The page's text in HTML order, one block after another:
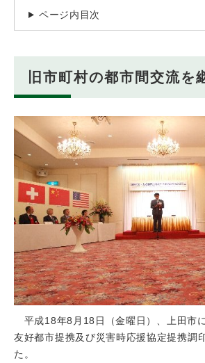
ページ内目次
旧市町村の都市間交流を
平成18年8月18日（金曜日）、上田市
友好都市提携及び災害時応援協定提携調
た。